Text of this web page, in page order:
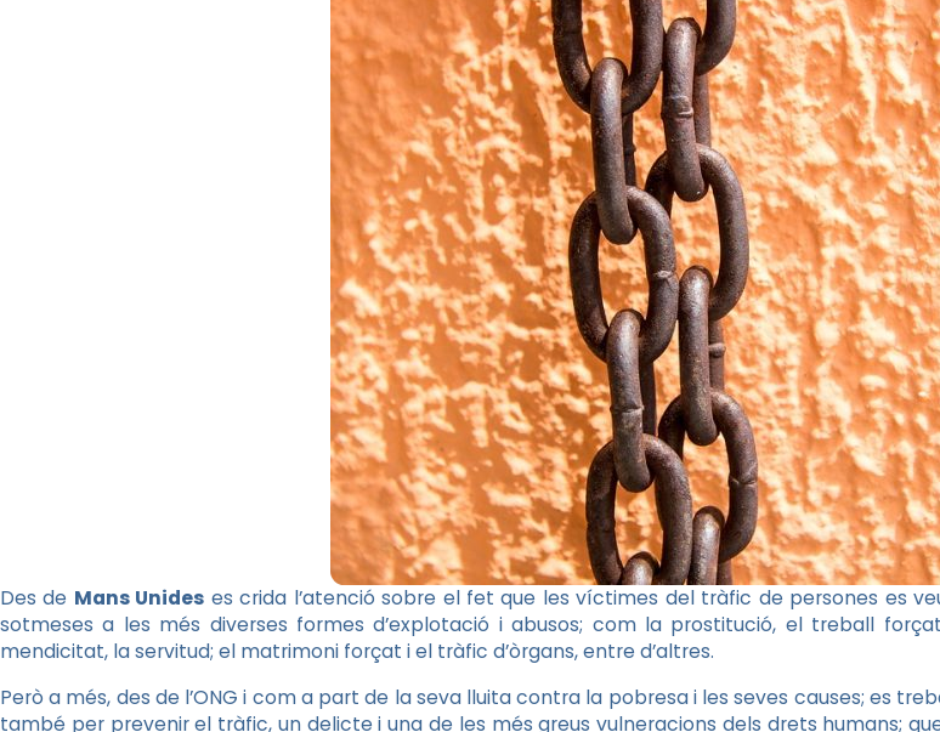
Des de Mans Unides es crida l’atenció sobre el fet que les víctimes del tràfic de persones es
sotmeses a les més diverses formes d’explotació i abusos; com la prostitució, el treball
mendicitat, la servitud; el matrimoni forçat i el tràfic d’òrgans, entre d’altres.
Però a més, des de l’ONG i com a part de la seva lluita contra la pobresa i les seves causes; es
també per prevenir el tràfic, un delicte i una de les més greus vulneracions dels drets humans;